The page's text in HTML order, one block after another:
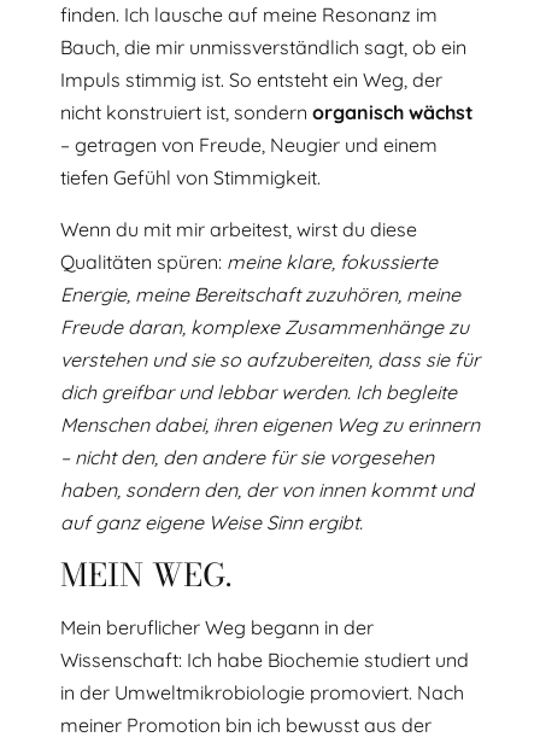
finden. Ich lausche auf meine Resonanz im
Bauch, die mir unmissverständlich sagt, ob ein
Impuls stimmig ist. So entsteht ein Weg, der
nicht konstruiert ist, sondern organisch wächst
– getragen von Freude, Neugier und einem
tiefen Gefühl von Stimmigkeit.
Wenn du mit mir arbeitest, wirst du diese
Qualitäten spüren: meine klare, fokussierte
Energie, meine Bereitschaft zuzuhören, meine
Freude daran, komplexe Zusammenhänge zu
verstehen und sie so aufzubereiten, dass sie für
dich greifbar und lebbar werden. Ich begleite
Menschen dabei, ihren eigenen Weg zu erinnern
– nicht den, den andere für sie vorgesehen
haben, sondern den, der von innen kommt und
auf ganz eigene Weise Sinn ergibt.
MEIN WEG.
Mein beruflicher Weg begann in der
Wissenschaft: Ich habe Biochemie studiert und
in der Umweltmikrobiologie promoviert. Nach
meiner Promotion bin ich bewusst aus der